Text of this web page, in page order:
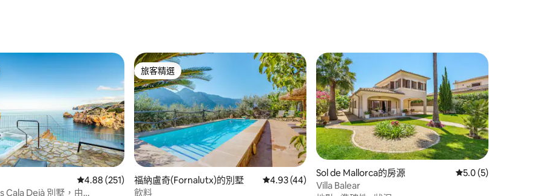
平均評分（滿分 5 分）
平均評分（滿分 5 分）從 251 則評價中獲得 4.88 的平均評分（滿分 5 分）
4.88 (251)
Cala Deià 別墅，由
旅客精選
旅客精選
福納盧奇(Fornalutx)的別墅 從 44 則評價中獲得 4.93 的平均評分（滿分 5 分）
4.93 (44)
飲料
Sol de Mallorca的房源 從 5 則評價中獲得
5.0 (5)
Villa Balear